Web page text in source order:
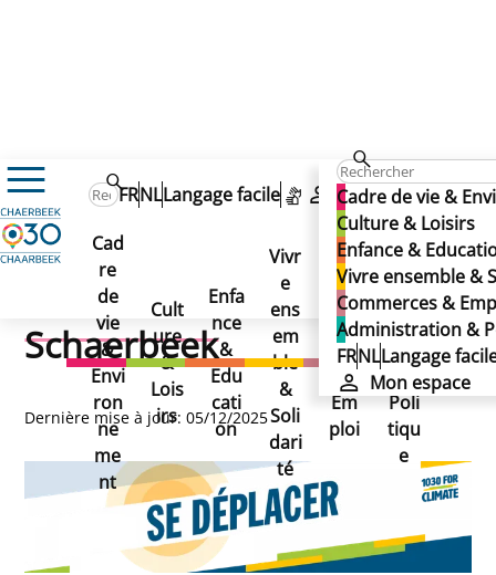
Cadre de vie &
Culture & Loisirs
Enfance &
Vivre ensemble &
Commerces &
Administration &
FRNLLangage
Mon espace
FRNLLangage facile
Mon espace
Cad
re
de
vie
&
Envi
ron
ne
me
nt
Cult
ure
&
Lois
irs
Enfa
nce
&
Edu
cati
on
Vivr
e
ens
em
ble
&
Soli
dari
té
Co
mm
erce
s &
Em
ploi
Ad
mini
stra
tion
&
Poli
tiqu
e
Cadre de vie & Environnement
Plan climat
Les déplacements, 2ème source d’émissions à
Les déplacements, 2ème
source d’émissions à
Schaerbeek
Les déplacements, 2ème
source d’émissions à
Schaerbeek
Dernière mise à jour: 05/12/2025